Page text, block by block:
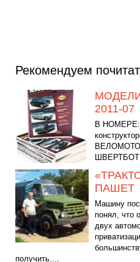
Рекомендуем
2011-07
В НОМЕРЕ:
ШВЕРТБОТ
ПАШЕТ
Машину
понял, что
двух
получить....